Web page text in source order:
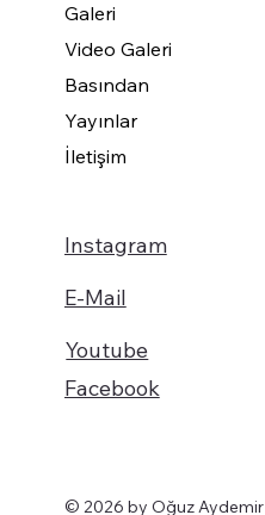
Galeri
Video Galeri
Basından
Yayınlar
İletişim
Instagram
Facebook
Youtube
E-Mail
© 2026 by Oğuz Aydemir